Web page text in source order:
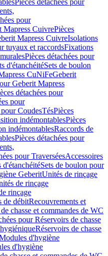
Pièces détachées pour
pour
Mapress CuivrePièces
Mapress CuivreIsolations
tuyaux et raccordsFixations
Pièces détachées pour
d'étanchéitéSets de boulon
CuNiFeGeberit
Geberit Mapress
détachées pour
pour
pour CoudesTésPièces
indémontablesPièces
indémontablesRaccords de
Pièces détachées pour
pour TraverséesAccessoires
d'étanchéitéSets de boulon pour
GeberitUnités de rinçage
de rinçage
rinçage
de débitRecouvrements et
chasse et commandes de WC
pour Réservoirs de chasse
Réservoirs de chasse
d'hygiène
d'hygiène